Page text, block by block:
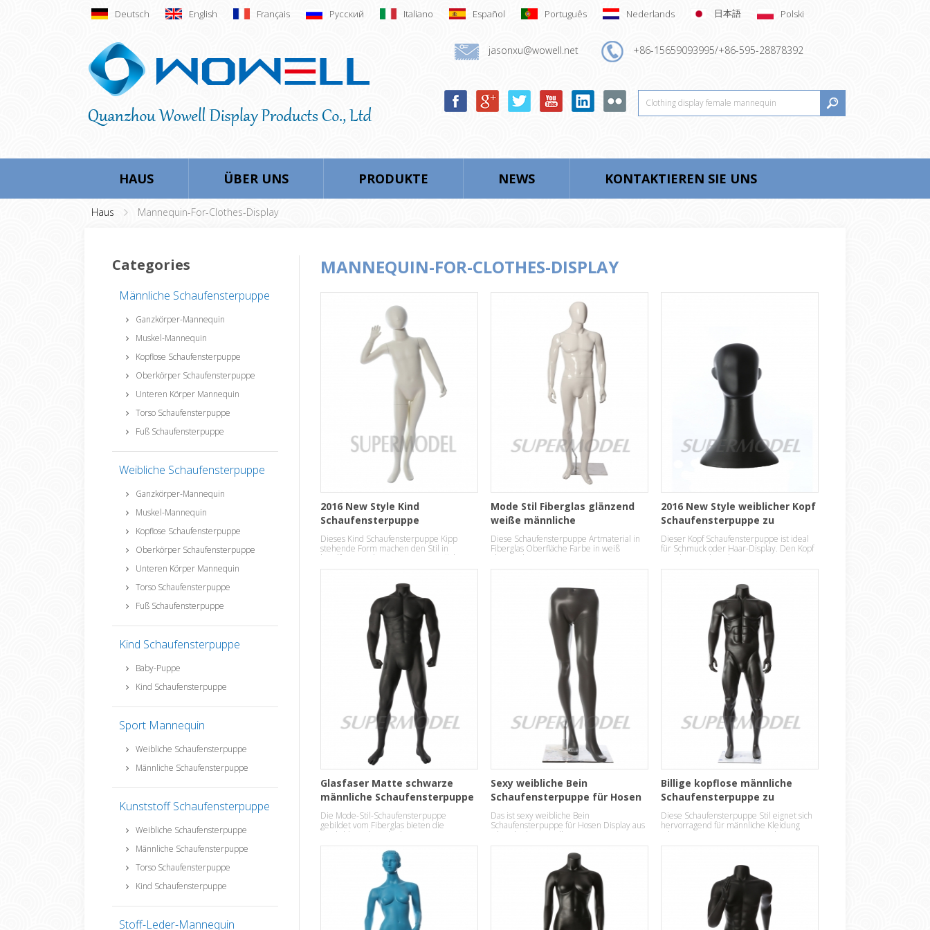
Deutsch English Français Русский Italiano Español Português Nederlands 日本語 Polski
jasonxu@wowell.net +86-15659093995/+86-595-28878392
HAUS ÜBER UNS PRODUKTE NEWS KONTAKTIEREN SIE UNS
Haus Mannequin-For-Clothes-Display
Categories
Männliche Schaufensterpuppe
Ganzkörper-Mannequin
Muskel-Mannequin
Kopflose Schaufensterpuppe
Oberkörper Schaufensterpuppe
Unteren Körper Mannequin
Torso Schaufensterpuppe
Fuß Schaufensterpuppe
Weibliche Schaufensterpuppe
Ganzkörper-Mannequin
Muskel-Mannequin
Kopflose Schaufensterpuppe
Oberkörper Schaufensterpuppe
Unteren Körper Mannequin
Torso Schaufensterpuppe
Fuß Schaufensterpuppe
Kind Schaufensterpuppe
Baby-Puppe
Kind Schaufensterpuppe
Sport Mannequin
Weibliche Schaufensterpuppe
Männliche Schaufensterpuppe
Kunststoff Schaufensterpuppe
Weibliche Schaufensterpuppe
Männliche Schaufensterpuppe
Torso Schaufensterpuppe
Kind Schaufensterpuppe
Stoff-Leder-Mannequin
MANNEQUIN-FOR-CLOTHES-DISPLAY
2016 New Style Kind
Schaufensterpuppe
Dieses Kind Schaufensterpuppe Kipp
stehende Form machen den Stil in
handfeste Mode Temperament Effekt.
Mode Stil Fiberglas glänzend
weiße männliche
Schaufensterpuppe
Diese Schaufensterpuppe Artmaterial in
Fiberglas Oberfläche Farbe in weiß
glänzend.
2016 New Style weiblicher Kopf
Schaufensterpuppe zu
verkaufen
Dieser Kopf Schaufensterpuppe ist ideal
für Schmuck oder Haar-Display. Den Kopf
im schönen abstrakten Ei-Design.
Glasfaser Matte schwarze
männliche Schaufensterpuppe
Die Mode-Stil-Schaufensterpuppe
gebildet vom Fiberglas bieten die
Möglichkeit, Ihre Kleidung in einer
robusten starke Weise anzuzeigen.
Sexy weibliche Bein
Schaufensterpuppe für Hosen
anzeigen
Das ist sexy weibliche Bein
Schaufensterpuppe für Hosen Display aus
Fiberglas hergestellt.
Billige kopflose männliche
Schaufensterpuppe zu
verkaufen
Diese Schaufensterpuppe Stil eignet sich
hervorragend für männliche Kleidung
oder Accessoires Anzeige speichern.